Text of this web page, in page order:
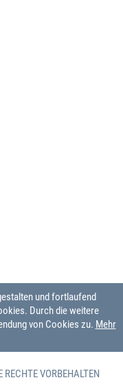
und fortlaufend
Durch die weitere
von Cookies zu. Mehr
RECHTE VORBEHALTEN